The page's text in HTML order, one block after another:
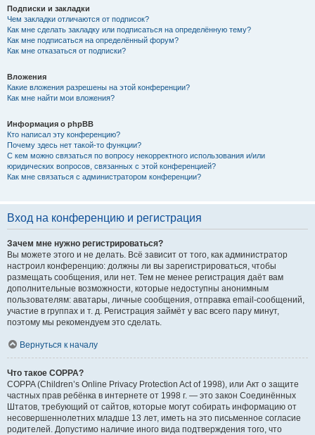
Подписки и закладки
Чем закладки отличаются от подписок?
Как мне сделать закладку или подписаться на определённую тему?
Как мне подписаться на определённый форум?
Как мне отказаться от подписки?
Вложения
Какие вложения разрешены на этой конференции?
Как мне найти мои вложения?
Информация о phpBB
Кто написал эту конференцию?
Почему здесь нет такой-то функции?
С кем можно связаться по вопросу некорректного использования и/или
юридических вопросов, связанных с этой конференцией?
Как мне связаться с администратором конференции?
Вход на конференцию и регистрация
Зачем мне нужно регистрироваться?
Вы можете этого и не делать. Всё зависит от того, как администратор
настроил конференцию: должны ли вы зарегистрироваться, чтобы
размещать сообщения, или нет. Тем не менее регистрация даёт вам
дополнительные возможности, которые недоступны анонимным
пользователям: аватары, личные сообщения, отправка email-сообщений,
участие в группах и т. д. Регистрация займёт у вас всего пару минут,
поэтому мы рекомендуем это сделать.
Вернуться к началу
Что такое COPPA?
COPPA (Children’s Online Privacy Protection Act of 1998), или Акт о защите
частных прав ребёнка в интернете от 1998 г. — это закон Соединённых
Штатов, требующий от сайтов, которые могут собирать информацию от
несовершеннолетних младше 13 лет, иметь на это письменное согласие
родителей. Допустимо наличие иного вида подтверждения того, что